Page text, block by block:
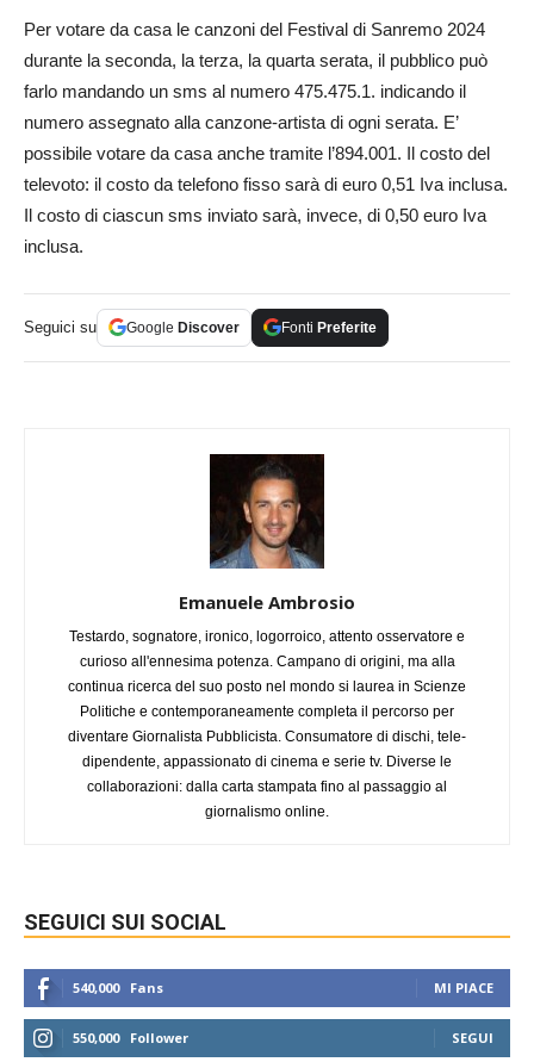
Per votare da casa le canzoni del Festival di Sanremo 2024
durante la seconda, la terza, la quarta serata, il pubblico può
farlo mandando un sms al numero 475.475.1. indicando il
numero assegnato alla canzone-artista di ogni serata. E’
possibile votare da casa anche tramite l’894.001. Il costo del
televoto: il costo da telefono fisso sarà di euro 0,51 Iva inclusa.
Il costo di ciascun sms inviato sarà, invece, di 0,50 euro Iva
inclusa.
Seguici su Google Discover Fonti Preferite
Emanuele Ambrosio
Testardo, sognatore, ironico, logorroico, attento osservatore e
curioso all'ennesima potenza. Campano di origini, ma alla
continua ricerca del suo posto nel mondo si laurea in Scienze
Politiche e contemporaneamente completa il percorso per
diventare Giornalista Pubblicista. Consumatore di dischi, tele-
dipendente, appassionato di cinema e serie tv. Diverse le
collaborazioni: dalla carta stampata fino al passaggio al
giornalismo online.
SEGUICI SUI SOCIAL
540,000 Fans MI PIACE
550,000 Follower SEGUI